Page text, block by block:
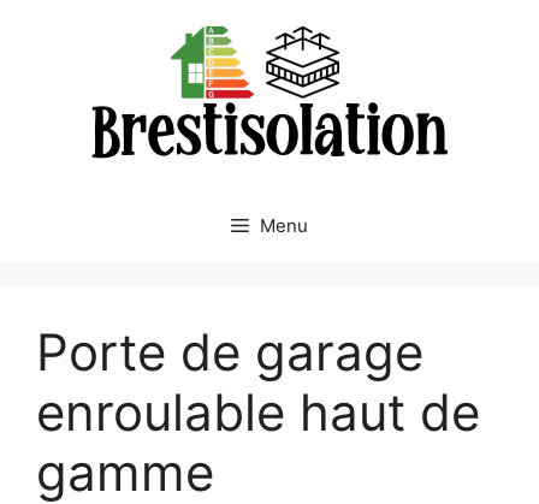
Menu
Porte de garage
enroulable haut de
gamme